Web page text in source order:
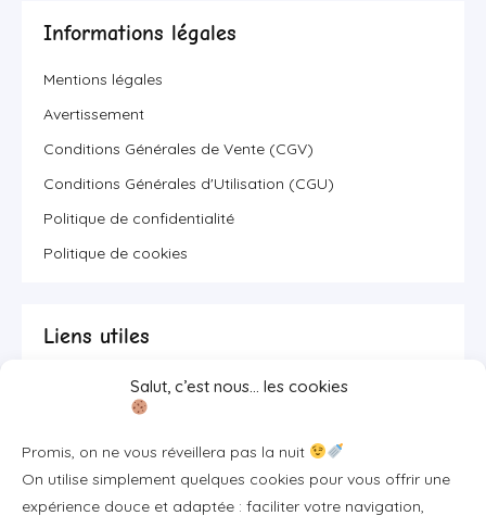
Salut, c’est nous… les cookies
Promis, on ne vous réveillera pas la nuit
On utilise simplement quelques cookies pour vous offrir une
expérience douce et adaptée : faciliter votre navigation,
Informations légales
Mentions légales
Avertissement
Conditions Générales de Vente (CGV)
Conditions Générales d'Utilisation (CGU)
Politique de confidentialité
Politique de cookies
Liens utiles
Se connecter/S'inscrire
Contact